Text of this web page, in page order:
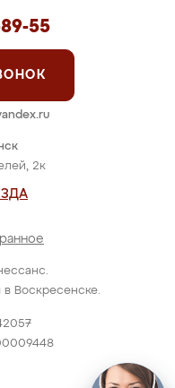
Воскресенске.
2к
55